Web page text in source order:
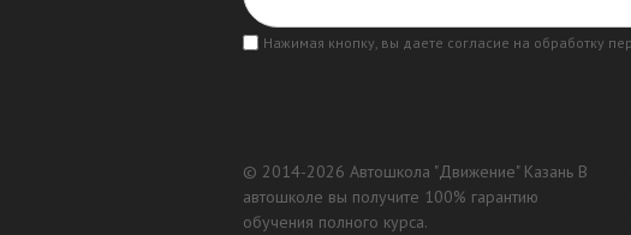
Нажимая кнопку, вы даете согласие на обработку
© 2014-2026 Автошкола "Движение" Казань В
автошколе вы получите 100% гарантию
обучения полного курса.